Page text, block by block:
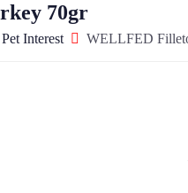
70gr
Pet Interest WELLFED